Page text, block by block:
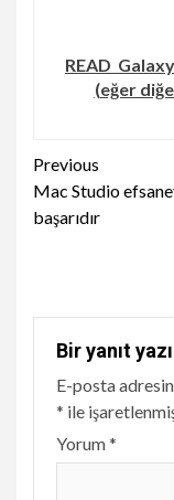
READ
(eğer
Continue
Reading
Previous
Mac Studio
başarıdır
Bir yanıt
E-posta
* ile
Yorum*